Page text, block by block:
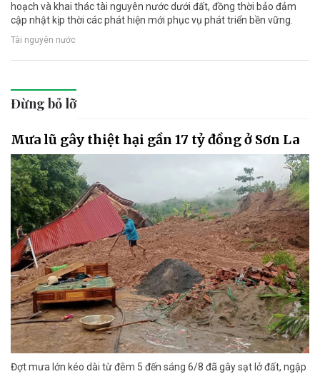
hoạch và khai thác tài nguyên nước dưới đất, đồng thời bảo đảm
cập nhật kịp thời các phát hiện mới phục vụ phát triển bền vững.
Tài nguyên nước
Đừng bỏ lỡ
Mưa lũ gây thiệt hại gần 17 tỷ đồng ở Sơn La
Đợt mưa lớn kéo dài từ đêm 5 đến sáng 6/8 đã gây sạt lở đất, ngập